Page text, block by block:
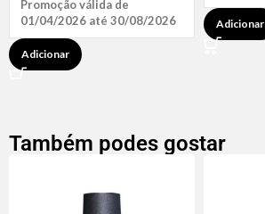
Promoção válida de
01/04/2026 até 30/08/2026
Adicionar
Adicionar
Também podes gostar